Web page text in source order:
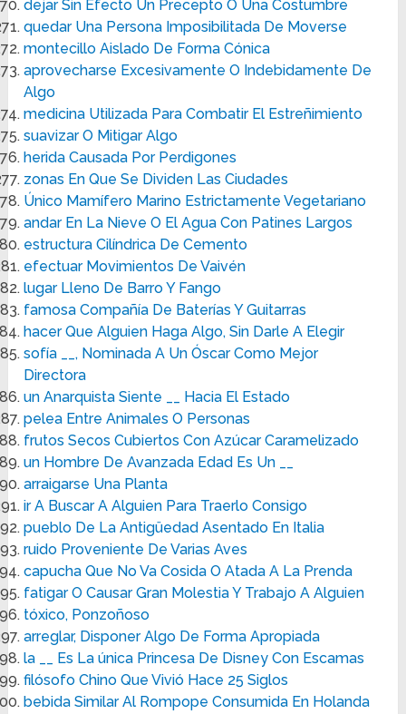
dejar Sin Efecto Un Precepto O Una Costumbre
quedar Una Persona Imposibilitada De Moverse
montecillo Aislado De Forma Cónica
aprovecharse Excesivamente O Indebidamente De
Algo
medicina Utilizada Para Combatir El Estreñimiento
suavizar O Mitigar Algo
herida Causada Por Perdigones
zonas En Que Se Dividen Las Ciudades
Único Mamífero Marino Estrictamente Vegetariano
andar En La Nieve O El Agua Con Patines Largos
estructura Cilíndrica De Cemento
efectuar Movimientos De Vaivén
lugar Lleno De Barro Y Fango
famosa Compañía De Baterías Y Guitarras
hacer Que Alguien Haga Algo, Sin Darle A Elegir
sofía __, Nominada A Un Óscar Como Mejor
Directora
un Anarquista Siente __ Hacia El Estado
pelea Entre Animales O Personas
frutos Secos Cubiertos Con Azúcar Caramelizado
un Hombre De Avanzada Edad Es Un __
arraigarse Una Planta
ir A Buscar A Alguien Para Traerlo Consigo
pueblo De La Antigüedad Asentado En Italia
ruido Proveniente De Varias Aves
capucha Que No Va Cosida O Atada A La Prenda
fatigar O Causar Gran Molestia Y Trabajo A Alguien
tóxico, Ponzoñoso
arreglar, Disponer Algo De Forma Apropiada
la __ Es La única Princesa De Disney Con Escamas
filósofo Chino Que Vivió Hace 25 Siglos
bebida Similar Al Rompope Consumida En Holanda